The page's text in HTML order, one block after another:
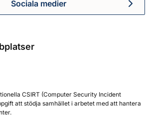
Myndigheten för civilt
Sociala medier
CSIRT (Computer Security Incident
att stödja samhället i arbetet med att hantera